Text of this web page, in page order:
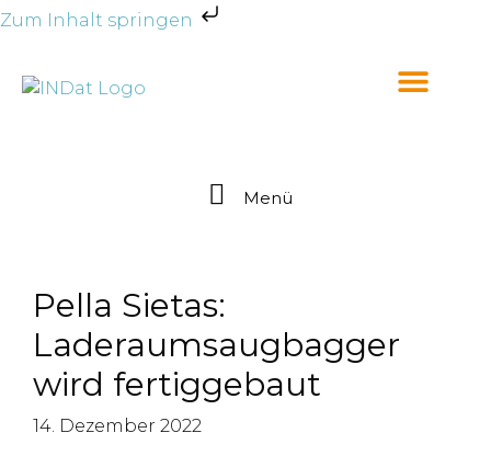
Zum Inhalt springen
Menü
Pella Sietas:
Laderaumsaugbagger
wird fertiggebaut
14. Dezember 2022